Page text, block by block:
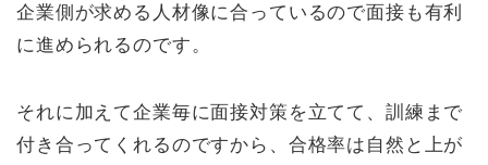
企業側が求める人材像に合っているので面接も有利
に進められるのです。
それに加えて企業毎に面接対策を立てて、訓練まで
付き合ってくれるのですから、合格率は自然と上が